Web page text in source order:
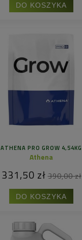
DO KOSZYKA
ATHENA PRO GROW 4,54KG
Athena
331,50 zł 390,00 zł
DO KOSZYKA